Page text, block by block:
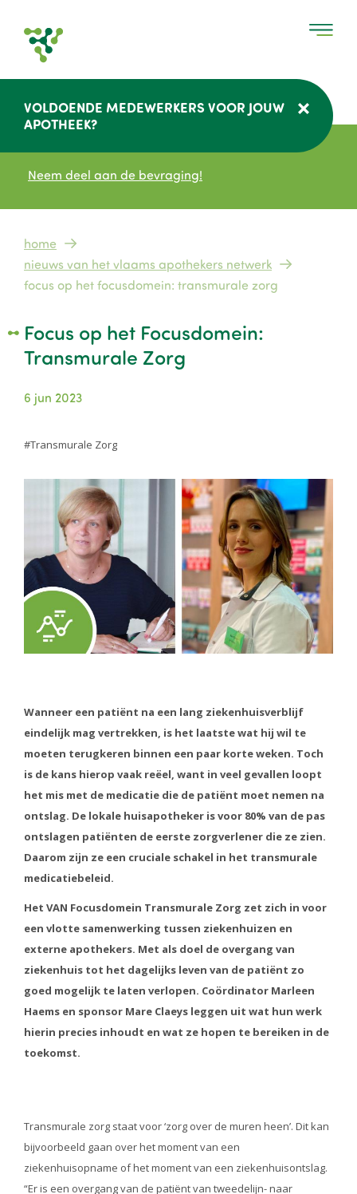
VOLDOENDE MEDEWERKERS VOOR JOUW
APOTHEEK?
Neem deel aan de bevraging!
Kruimelpad
home
nieuws van het vlaams apothekers netwerk
focus op het focusdomein: transmurale zorg
Focus op het Focusdomein:
Transmurale Zorg
6 jun 2023
Transmurale Zorg
Wanneer een patiënt na een lang ziekenhuisverblijf
eindelijk mag vertrekken, is het laatste wat hij wil te
moeten terugkeren binnen een paar korte weken. Toch
is de kans hierop vaak reëel, want in veel gevallen loopt
het mis met de medicatie die de patiënt moet nemen na
ontslag. De lokale huisapotheker is voor 80% van de pas
ontslagen patiënten de eerste zorgverlener die ze zien.
Daarom zijn ze een cruciale schakel in het transmurale
medicatiebeleid.
Het VAN Focusdomein Transmurale Zorg zet zich in voor
een vlotte samenwerking tussen ziekenhuizen en
externe apothekers. Met als doel de overgang van
ziekenhuis tot het dagelijks leven van de patiënt zo
goed mogelijk te laten verlopen. Coördinator Marleen
Haems en sponsor Mare Claeys leggen uit wat hun werk
hierin precies inhoudt en wat ze hopen te bereiken in de
toekomst.
Transmurale zorg staat voor ‘zorg over de muren heen’. Dit kan
bijvoorbeeld gaan over het moment van een
ziekenhuisopname of het moment van een ziekenhuisontslag.
“Er is een overgang van de patiënt van tweedelijn- naar